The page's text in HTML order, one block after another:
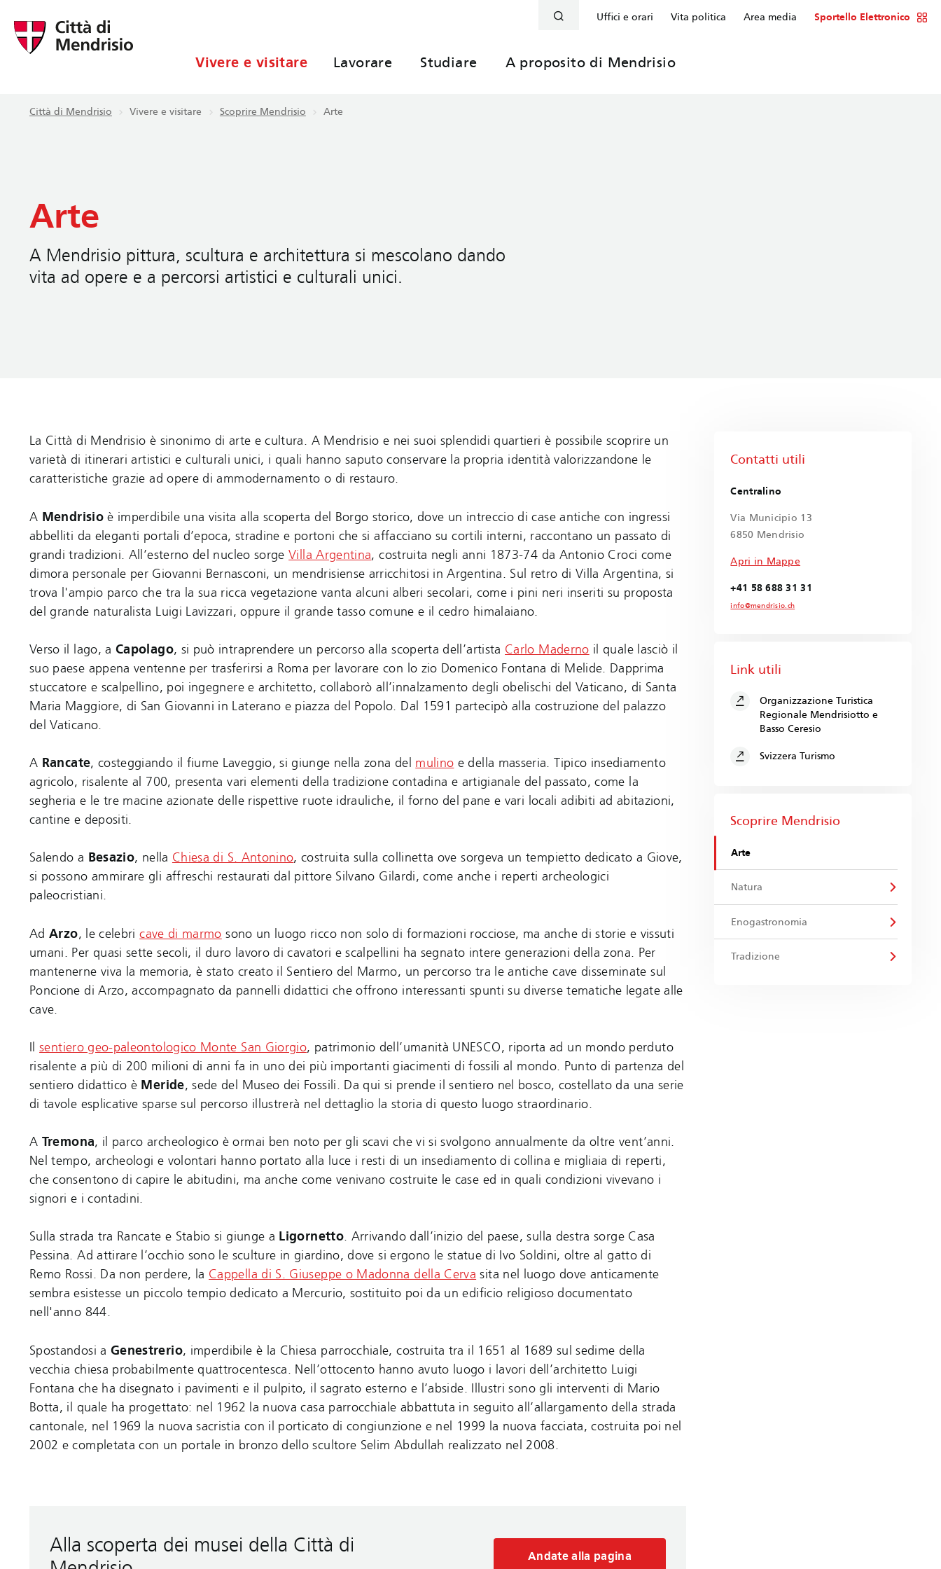
Uffici e orari Vita politica Area media Sportello Elettronico
Vivere e visitare Lavorare Studiare A proposito di Mendrisio
Città di Mendrisio Vivere e visitare Scoprire Mendrisio Arte
Arte
A Mendrisio pittura, scultura e architettura si mescolano dando
vita ad opere e a percorsi artistici e culturali unici.
La Città di Mendrisio è sinonimo di arte e cultura. A Mendrisio e nei suoi splendidi quartieri è possibile scoprire un
varietà di itinerari artistici e culturali unici, i quali hanno saputo conservare la propria identità valorizzandone le
caratteristiche grazie ad opere di ammodernamento o di restauro.
A Mendrisioè imperdibile una visita alla scoperta del Borgo storico, dove un intreccio di case antiche con ingressi
abbelliti da eleganti portali d’epoca, stradine e portoni che si affacciano su cortili interni, raccontano un passato di
grandi tradizioni. All’esterno del nucleo sorgeVilla Argentina, costruita negli anni 1873-74 da Antonio Croci come
dimora personale per Giovanni Bernasconi, un mendrisiense arricchitosi in Argentina. Sul retro di Villa Argentina, si
trova l'ampio parco che tra la sua ricca vegetazione vanta alcuni alberi secolari, come i pini neri inseriti su proposta
del grande naturalista Luigi Lavizzari, oppure il grande tasso comune e il cedro himalaiano.
Verso il lago, aCapolago, si può intraprendere un percorso alla scoperta dell’artista Carlo Maderno il quale lasciò il
suo paese appena ventenne per trasferirsi a Roma per lavorare con lo zio Domenico Fontana di Melide. Dapprima
stuccatore e scalpellino, poi ingegnere e architetto, collaborò all’innalzamento degli obelischi del Vaticano, di Santa
Maria Maggiore, di San Giovanni in Laterano e piazza del Popolo. Dal 1591 partecipò alla costruzione del palazzo
del Vaticano.
A Rancate, costeggiando il fiume Laveggio, si giunge nella zona del mulino e della masseria. Tipico insediamento
agricolo, risalente al 700, presenta vari elementi della tradizione contadina e artigianale del passato, come la
segheria e le tre macine azionate delle rispettive ruote idrauliche, il forno del pane e vari locali adibiti ad abitazioni,
cantine e depositi.
Salendo a Besazio, nella Chiesa di S. Antonino, costruita sulla collinetta ove sorgeva un tempietto dedicato a Giove,
si possono ammirare gli affreschi restaurati dal pittore Silvano Gilardi, come anche i reperti archeologici
paleocristiani.
AdArzo, le celebricave di marmo sono un luogo ricco non solo di formazioni rocciose, ma anche di storie e vissuti
umani. Per quasi sette secoli, il duro lavoro di cavatori e scalpellini ha segnato intere generazioni della zona. Per
mantenerne viva la memoria, è stato creato il Sentiero del Marmo, un percorso tra le antiche cave disseminate sul
Poncione di Arzo, accompagnato da pannelli didattici che offrono interessanti spunti su diverse tematiche legate alle
cave.
Ilsentiero geo-paleontologico Monte San Giorgio, patrimonio dell’umanità UNESCO, riporta ad un mondo perduto
risalente a più di 200 milioni di anni fa in uno dei più importanti giacimenti di fossili al mondo. Punto di partenza del
sentiero didattico è Meride, sede del Museo dei Fossili. Da qui si prende il sentiero nel bosco, costellato da una serie
di tavole esplicative sparse sul percorso illustrerà nel dettaglio la storia di questo luogo straordinario.
A Tremona, il parco archeologico è ormai ben noto per gli scavi che vi si svolgono annualmente da oltre vent’anni.
Nel tempo, archeologi e volontari hanno portato alla luce i resti di un insediamento di collina e migliaia di reperti,
che consentono di capire le abitudini, ma anche come venivano costruite le case ed in quali condizioni vivevano i
signori e i contadini.
Sulla strada tra Rancate e Stabio si giunge a Ligornetto. Arrivando dall’inizio del paese, sulla destra sorge Casa
Pessina. Ad attirare l’occhio sono le sculture in giardino, dove si ergono le statue di Ivo Soldini, oltre al gatto di
Remo Rossi. Da non perdere, la Cappella di S. Giuseppe o Madonna della Cerva sita nel luogo dove anticamente
sembra esistesse un piccolo tempio dedicato a Mercurio, sostituito poi da un edificio religioso documentato
nell'anno 844.
Spostandosi a Genestrerio, imperdibile è la Chiesa parrocchiale, costruita tra il 1651 al 1689 sul sedime della
vecchia chiesa probabilmente quattrocentesca. Nell’ottocento hanno avuto luogo i lavori dell’architetto Luigi
Fontana che ha disegnato i pavimenti e il pulpito, il sagrato esterno e l’abside. Illustri sono gli interventi di Mario
Botta, il quale ha progettato: nel 1962 la nuova casa parrocchiale abbattuta in seguito all’allargamento della strada
cantonale, nel 1969 la nuova sacristia con il porticato di congiunzione e nel 1999 la nuova facciata, costruita poi nel
2002 e completata con un portale in bronzo dello scultore Selim Abdullah realizzato nel 2008.
Alla scoperta dei musei della Città di
Andate alla pagina
Contatti utili
Centralino
Via Municipio 13
6850 Mendrisio
Apri in Mappe
+41 58 688 31 31
info@mendrisio.ch
Link utili
Organizzazione Turistica
Regionale Mendrisiotto e
Basso Ceresio
Svizzera Turismo
Scoprire Mendrisio
Arte
Natura
Enogastronomia
Tradizione